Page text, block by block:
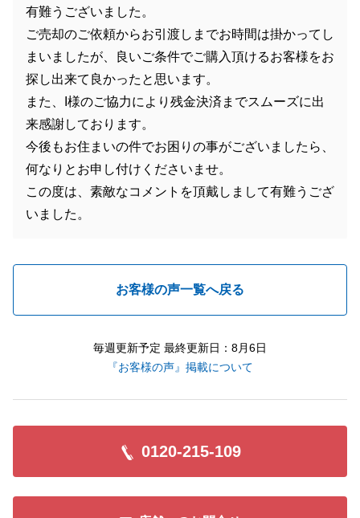
有難うございました。
ご売却のご依頼からお引渡しまでお時間は掛かってし
まいましたが、良いご条件でご購入頂けるお客様をお
探し出来て良かったと思います。
また、I様のご協力により残金決済までスムーズに出
来感謝しております。
今後もお住まいの件でお困りの事がございましたら、
何なりとお申し付けくださいませ。
この度は、素敵なコメントを頂戴しまして有難うござ
いました。
お客様の声一覧へ戻る
毎週更新予定 最終更新日：8月6日
『お客様の声』掲載について
0120-215-109